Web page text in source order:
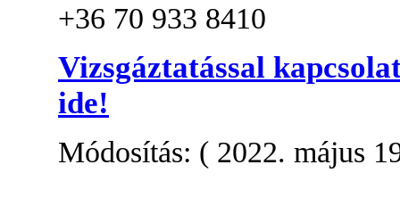
+36 70 933 8410
Vizsgáztatással
ide!
Módosítás: ( 2022. május